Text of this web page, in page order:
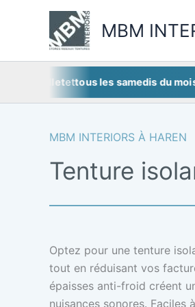
MBM
tous les samedis du mois
MBM INTERIORS À HAREN
Tenture
Optez pour une tenture
tout en réduisant vos
épaisses anti-froid créent
nuisances sonores. Faciles